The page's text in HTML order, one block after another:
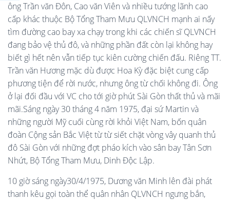
ông Trần văn Đôn, Cao văn Viên và nhiều tướng lãnh cao
cấp khác thuộc Bộ Tổng Tham Mưu QLVNCH mạnh ai nấy
tìm đường cao bay xa chạy trong khi các chiến sĩ QLVNCH
đang bảo vệ thủ đô, và những phần đất còn lại không hay
biết gì hết nên vẫn tiếp tục kiên cường chiến đấu. Riêng TT.
Trần văn Hương mặc dù được Hoa Kỳ đặc biệt cung cấp
phương tiện để rời nước, nhưng ông từ chối không đi. Ông
ở lại đối đầu với VC cho tới giờ phút Sài Gòn thất thủ và mãi
mãi.Sáng ngày 30 tháng 4 năm 1975, đại sứ Martin và
những người Mỹ cuối cùng rời khỏi Việt Nam, bốn quân
đoàn Cộng sản Bắc Việt từ từ siết chặt vòng vây quanh thủ
đô Sài Gòn với những đợt pháo kích vào sân bay Tân Sơn
Nhứt, Bộ Tổng Tham Mưu, Dinh Độc Lập.
10 giờ sáng ngày30/4/1975, Dương văn Minh lên đài phát
thanh kêu gọi toàn thể quân nhân QLVNCH ngưng bắn,